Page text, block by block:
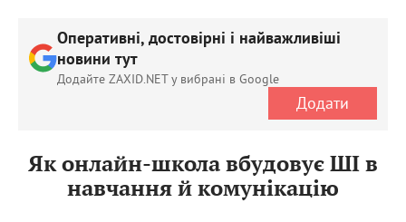
Оперативні, достовірні і найважливіші
новини тут
Додайте ZAXID.NET у вибрані в Google
Додати
Як онлайн-школа вбудовує ШІ в
навчання й комунікацію